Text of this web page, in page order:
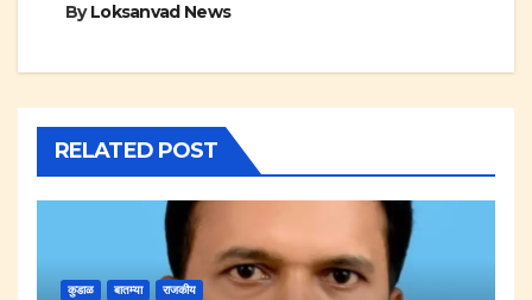
ByLoksanvad News
RELATED POST
कुडाळ बातम्या राजकीय